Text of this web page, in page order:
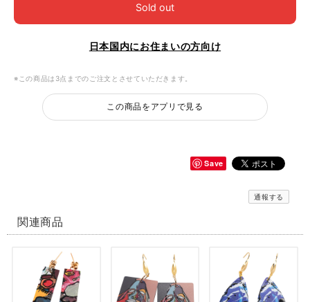
Sold out
日本国内にお住まいの方向け
※この商品は3点までのご注文とさせていただきます。
この商品をアプリで見る
Save
通報する
関連商品